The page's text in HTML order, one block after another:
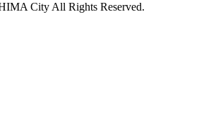
City All Rights Reserved.